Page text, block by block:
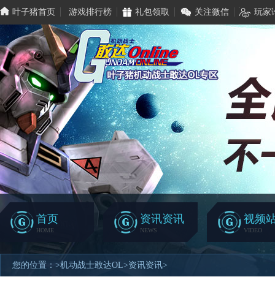
叶子猪首页 游戏排行榜 礼包领取 关注微信 玩家
首页
HOME
资讯资讯
NEWS
视频
VIDEO
您的位置： >机动战士敢达OL>资讯资讯>